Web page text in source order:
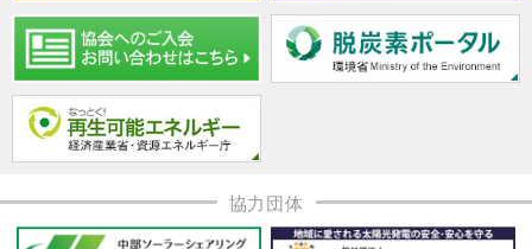
協力団体